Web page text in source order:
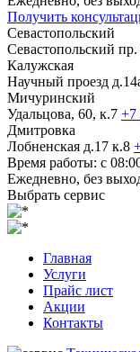
Получить
Севастопольский
Севастопольский
Калужская
Научный проезд
Мичуринский
Удальцова, 60, к.7 +7
Дмитровка
Лобненская д.17 к.8
Время работы: с
Ежедневно, без
Выбрать сервис
Главная
Услуги
Прайс лист
Акции
Контакты